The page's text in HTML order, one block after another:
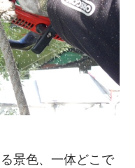
景色、一体どこで